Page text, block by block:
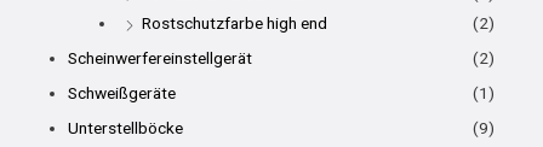
Rostschutzfarbe high end
(2)
Scheinwerfereinstellgerät
(2)
Schweißgeräte
(1)
Unterstellböcke
(9)